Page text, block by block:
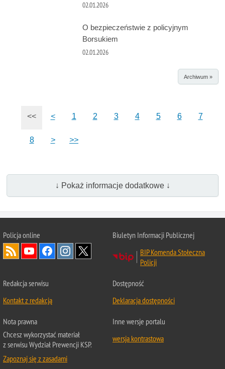
02.01.2026
O bezpieczeństwie z policyjnym
Borsukiem
02.01.2026
Archiwum »
<< < 1 2 3 4 5 6 7
8 > >>
↓ Pokaż informacje dodatkowe ↓
Policja online
Biuletyn Informacji Publicznej
BIP Komenda Stołeczna
Policji
Redakcja serwisu
Kontakt z redakcją
Dostępność
Deklaracja dostępności
Nota prawna
Chcesz wykorzystać materiał
z serwisu Wydział Prewencji KSP.
Zapoznaj się z zasadami
Inne wersje portalu
wersja kontrastowa